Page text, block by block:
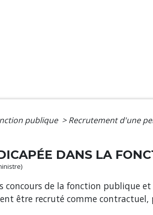
publique > Recrutement d'une
DANS LA
concours de la fonction publique
être recruté comme